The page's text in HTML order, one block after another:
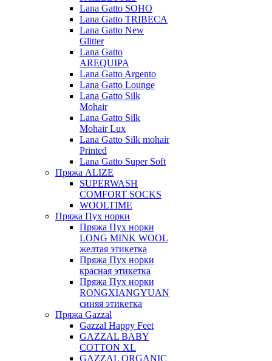
Lana Gatto SOHO
Lana Gatto TRIBECA
Lana Gatto New
Glitter
Lana Gatto
AREQUIPA
Lana Gatto Argento
Lana Gatto Lounge
Lana Gatto Silk
Mohair
Lana Gatto Silk
Mohair Lux
Lana Gatto Silk mohair
Printed
Lana Gatto Super Soft
Пряжа ALIZE
SUPERWASH
COMFORT SOCKS
WOOLTIME
Пряжа Пух норки
Пряжа Пух норки
LONG MINK WOOL
желтая этикетка
Пряжа Пух норки
красная этикетка
Пряжа Пух норки
RONGXIANGYUAN
синяя этикетка
Пряжа Gazzal
Gazzal Happy Feet
GAZZAL BABY
COTTON XL
GAZZAL ORGANIC